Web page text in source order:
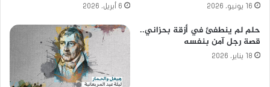
16 يونيو، 2026 6 أبريل، 2026
حلم لم ينطفئ في أزقة بحزاني..
قصة رجل آمن بنفسه
18 يناير، 2026